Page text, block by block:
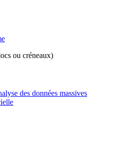
ou créneaux)
des données massives